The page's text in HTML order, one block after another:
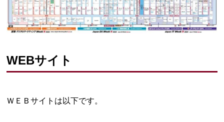
WEBサイト
ＷＥＢサイトは以下です。